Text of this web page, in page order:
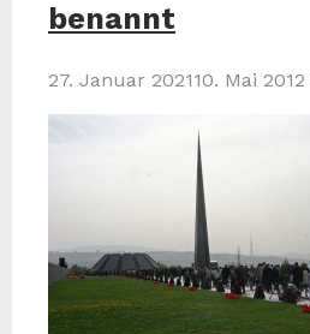
benannt
27. Januar 202110. Mai 2012